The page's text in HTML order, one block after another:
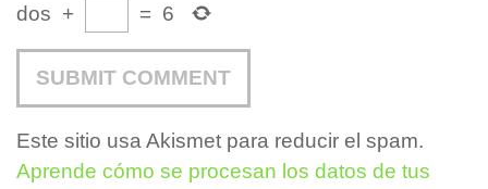
dos + = 6
Este sitio usa Akismet para reducir el spam.
Aprende cómo se procesan los datos de tus